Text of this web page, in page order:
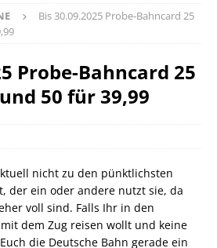
Bis 30.09.2025 Probe-Bahncard 25
Probe-Bahncard 25
50 für 39,99
nicht zu den pünktlichsten
der ein oder andere nutzt sie, da
voll sind. Falls Ihr in den
dem Zug reisen wollt und keine
die Deutsche Bahn gerade ein